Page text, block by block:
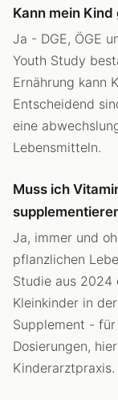
Kann mein
Ja - DGE, ÖGE
Youth Study
Ernährung kann
Entscheidend
eine
Lebensmitteln.
Muss ich
Ja, immer und
pflanzlichen
Studie aus
Kleinkinder in
Supplement -
Dosierungen,
Kinderarztpraxis.